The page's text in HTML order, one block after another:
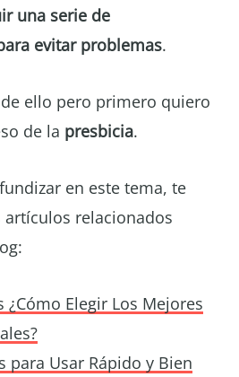
una serie de
evitar problemas.
ello pero primero quiero
de la presbicia.
en este tema, te
relacionados
¿Cómo Elegir Los Mejores
para Usar Rápido y Bien